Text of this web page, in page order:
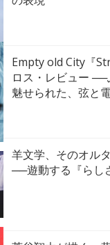
Empty old City『
ロス・レビュー
魅せられた、弦と
羊文学、そのオル
──遊動する『らし